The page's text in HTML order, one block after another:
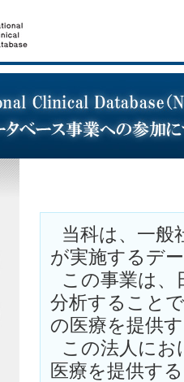
当科は、一般
が実施するデ
この事業は、
分析すること
の医療を提供
この法人にお
医療を提供す